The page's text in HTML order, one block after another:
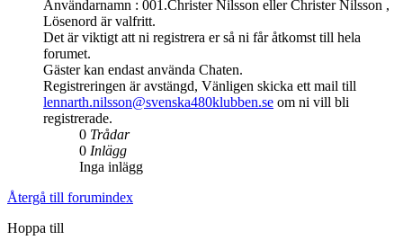
Användarnamn : 001.Christer Nilsson eller Christer Nilsson ,
Lösenord är valfritt.
Det är viktigt att ni registrera er så ni får åtkomst till hela
forumet.
Gäster kan endast använda Chaten.
Registreringen är avstängd, Vänligen skicka ett mail till
lennarth.nilsson@svenska480klubben.se om ni vill bli
registrerade.
0 Trådar
0 Inlägg
Inga inlägg
Återgå till forumindex
Hoppa till